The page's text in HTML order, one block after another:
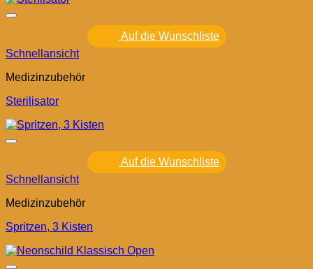
Auf die Wunschliste
Schnellansicht
Medizinzubehör
Sterilisator
Auf die Wunschliste
Schnellansicht
Medizinzubehör
Spritzen, 3 Kisten